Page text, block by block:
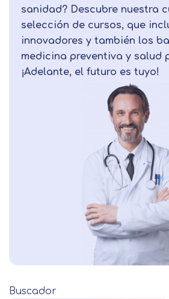
sanidad? Descubre nuestra
selección de cursos, que
innovadores y también los
medicina preventiva y salud
¡Adelante, el futuro es tuyo!
Buscador